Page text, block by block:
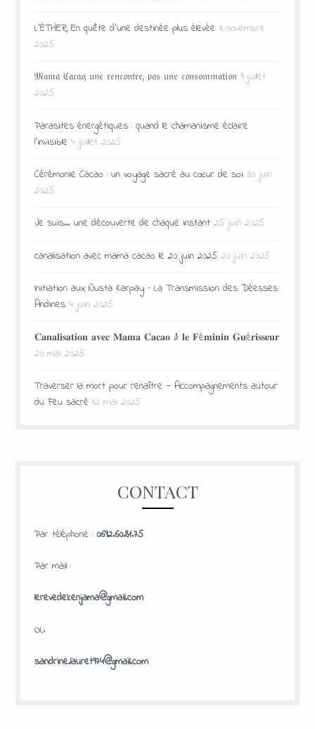
L’ÉTHER, En quête d’une destinée plus élevée 3 novembre
2025
𝔐𝔞𝔪𝔞 ℭ𝔞𝔠𝔞𝔬, 𝔲𝔫𝔢 𝔯𝔢𝔫𝔠𝔬𝔫𝔱𝔯𝔢, 𝔭𝔞𝔰 𝔲𝔫𝔢 𝔠𝔬𝔫𝔰𝔬𝔪𝔪𝔞𝔱𝔦𝔬𝔫 9 juillet
2025
Parasites énergétiques : quand le chamanisme éclaire
l’invisible 4 juillet 2025
Cérémonie Cacao : un voyage sacré au cœur de soi 30 juin
2025
Je suis… une découverte de chaque instant 25 juin 2025
canalisation avec mama cacao le 20 juin 2025 20 juin 2025
Initiation aux Ñusta Karpay – La Transmission des Déesses
Andines 4 juin 2025
𝐂𝐚𝐧𝐚𝐥𝐢𝐬𝐚𝐭𝐢𝐨𝐧 𝐚𝐯𝐞𝐜 𝐌𝐚𝐦𝐚 𝐂𝐚𝐜𝐚𝐨 & 𝐥𝐞 𝐅é𝐦𝐢𝐧𝐢𝐧 𝐆𝐮é𝐫𝐢𝐬𝐬𝐞𝐮𝐫
20 mai 2025
Traverser la mort pour renaître — Accompagnements autour
du Feu sacré 12 mai 2025
CONTACT
Par téléphone :0692.60.81.75
Par mail :
lerevedekenjama@gmail.com
OU
sandrine.lauret974@gmail.com